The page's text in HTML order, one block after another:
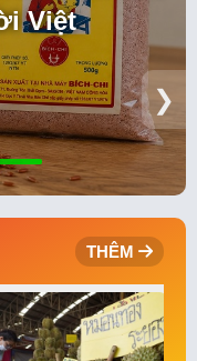
Việt
❯
THÊM